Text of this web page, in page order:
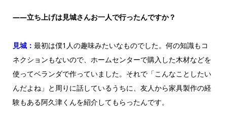
——立ち上げは見城さんお一人で行ったんですか？
見城： 最初は僕1人の趣味みたいなものでした。何の知識もコ
ネクションもないので、ホームセンターで購入した木材などを
使ってベランダで作っていました。それで「こんなことしたい
んだよね」と周りに話しているうちに、友人から家具製作の経
験もある阿久津くんを紹介してもらったんです。